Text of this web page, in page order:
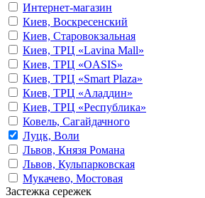
Интернет-магазин
Киев, Воскресенский
Киев, Старовокзальная
Киев, ТРЦ «Lavina Mall»
Киев, ТРЦ «OASIS»
Киев, ТРЦ «Smart Plaza»
Киев, ТРЦ «Аладдин»
Киев, ТРЦ «Республика»
Ковель, Сагайдачного
Луцк, Воли
Львов, Князя Романа
Львов, Кульпарковская
Мукачево, Мостовая
Застежка сережек